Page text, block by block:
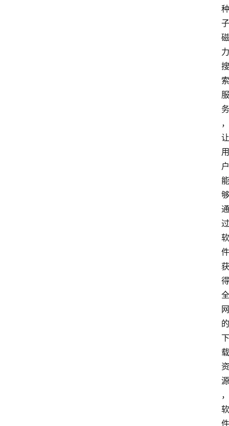
种
子
磁
力
搜
索
服
务
，
让
用
户
能
够
通
过
软
件
获
得
全
网
的
下
载
资
源
，
软
件